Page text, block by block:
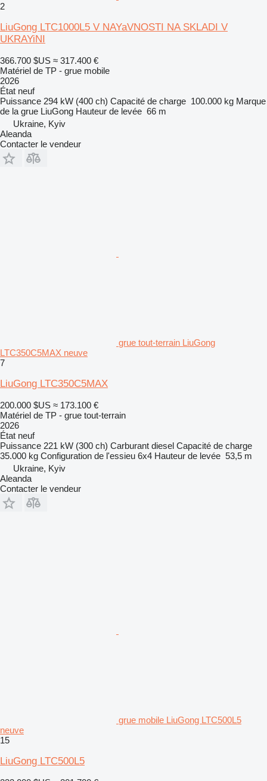
2
LiuGong LTC1000L5 V NAYaVNOSTI NA SKLADI V
UKRAYiNI
366.700 $US ≈ 317.400 €
Matériel de TP - grue mobile
2026
État neuf
Puissance 294 kW (400 ch) Capacité de charge 100.000 kg Marque
de la grue LiuGong Hauteur de levée 66 m
Ukraine, Kyiv
Aleanda
Contacter le vendeur
grue tout-terrain LiuGong
LTC350C5MAX neuve
7
LiuGong LTC350C5MAX
200.000 $US ≈ 173.100 €
Matériel de TP - grue tout-terrain
2026
État neuf
Puissance 221 kW (300 ch) Carburant diesel Capacité de charge
35.000 kg Configuration de l'essieu 6x4 Hauteur de levée 53,5 m
Ukraine, Kyiv
Aleanda
Contacter le vendeur
grue mobile LiuGong LTC500L5
neuve
15
LiuGong LTC500L5